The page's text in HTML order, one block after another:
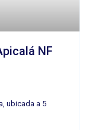
NF
ubicada a 5